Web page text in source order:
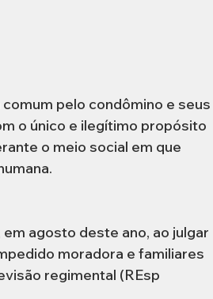
pelo condômino e seus
o único e ilegítimo propósito
o meio social em que
agosto deste ano, ao julgar
moradora e familiares
regimental (REsp